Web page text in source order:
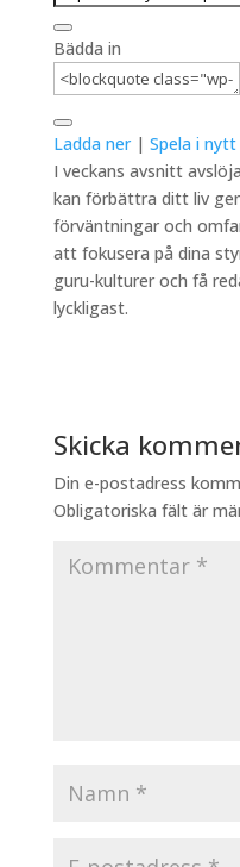
Bädda in
Ladda ner| Spela i
I veckans avsnitt
kan förbättra ditt liv
förväntningar och
att fokusera på dina
guru-kulturer och få
lyckligast.
Skicka
Din e-postadress
Obligatoriska fält är